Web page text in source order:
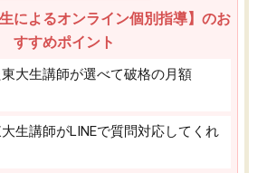
によるオンライン個別指導】のお
すすめポイント
大生講師が選べて破格の月額
生講師がLINEで質問対応してくれ